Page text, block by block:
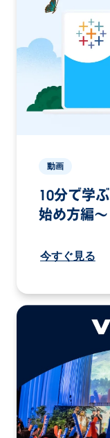
動画
10分で学
始め方編〜
今すぐ見る